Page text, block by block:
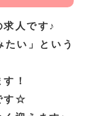
人です♪
い」という
！
す☆